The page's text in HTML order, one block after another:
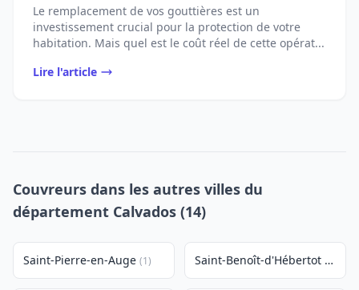
Le remplacement de vos gouttières est un
investissement crucial pour la protection de votre
habitation. Mais quel est le coût réel de cette opérat...
Lire l'article
Couvreurs dans les autres villes du
département Calvados (14)
Saint-Pierre-en-Auge (1) Saint-Benoît-d'Hébertot (1)